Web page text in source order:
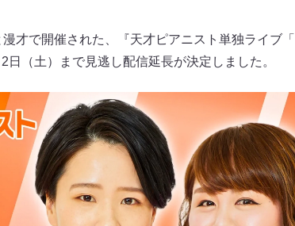
才で開催された、『天才ピアニスト単独ライブ
（土）まで見逃し配信延長が決定しました。